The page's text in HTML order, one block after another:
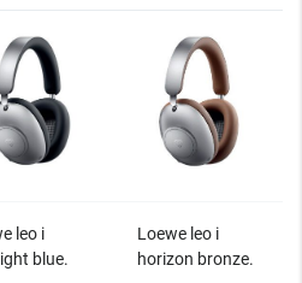
leo i
blue.
Loewe leo i
horizon bronze.